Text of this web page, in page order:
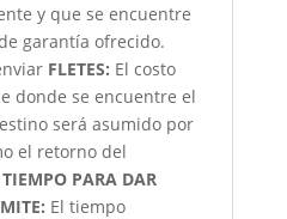
y que se encuentre
garantía ofrecido.
FLETES: El costo
donde se encuentre el
será asumido por
el retorno del
TIEMPO PARA DAR
El tiempo